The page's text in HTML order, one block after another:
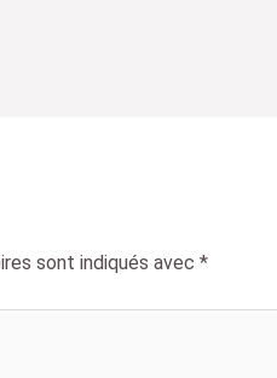
sont indiqués avec *